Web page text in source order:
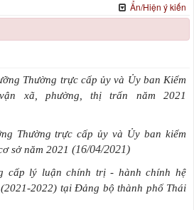
Ẩn/Hiện ý kiến
Thường trực cấp ủy và Ủy ban Kiểm
xã, phường, thị trấn năm 2021
Thường trực cấp ủy và Ủy ban kiểm
sở năm 2021 (16/04/2021)
cấp lý luận chính trị - hành chính hệ
2022) tại Đảng bộ thành phố Thái